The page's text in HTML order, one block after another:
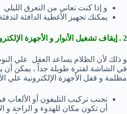
و إذا كنت تعاني من التعرق
يمكنك تجهيز الأغطية الدافئة
2 . إيقاف تشغيل الأنوار و الأجهزة الإلكترونية :
و ذلك لأن الظلام يساعد العقل علي
في الشاشة لفترة طويلة جداً ، يمكن
مظلمة و قفل الأجهزة الإلكترونية
تجنب تركيب التليفون أو
أن تكون مكان للهدوء و الراحة و